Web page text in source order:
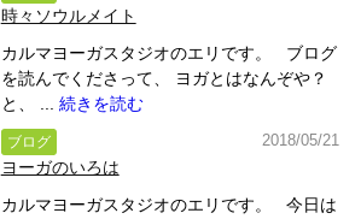
時々ソウルメイト
カルマヨーガスタジオのエリです。 ブログ
を読んでくださって、 ヨガとはなんぞや？
と、 ... 続きを読む
ブログ 2018/05/21
ヨーガのいろは
カルマヨーガスタジオのエリです。 今日は